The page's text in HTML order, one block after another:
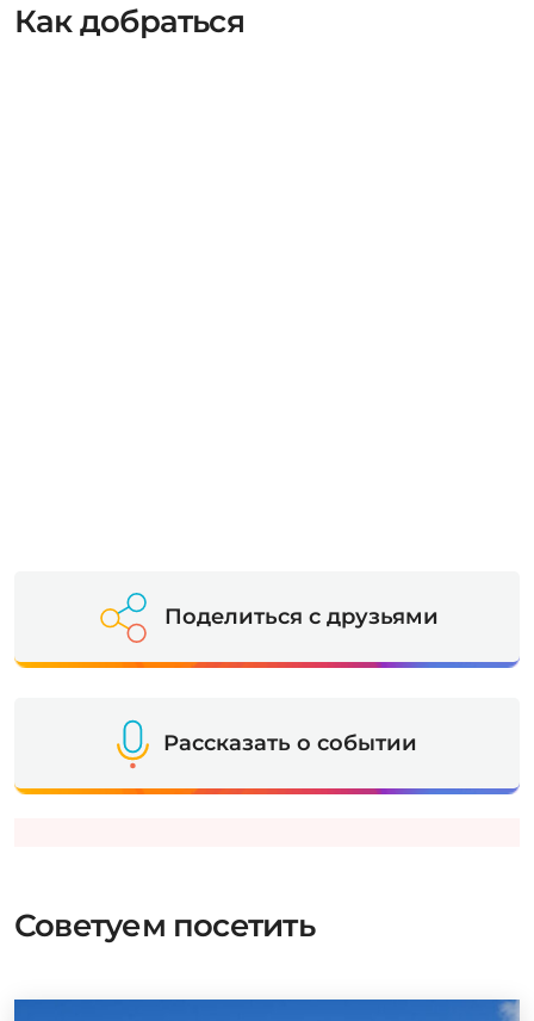
Как добраться
Поделиться с друзьями
Рассказать о событии
Советуем посетить